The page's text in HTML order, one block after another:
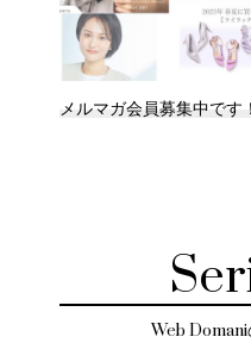
メルマガ会員募集中です！
Web Domani